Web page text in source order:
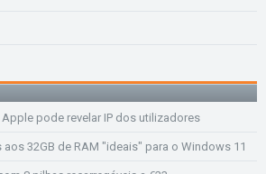
Apple pode revelar IP dos utilizadores
aos 32GB de RAM "ideais" para o Windows 11